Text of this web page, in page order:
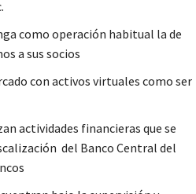
como operación habitual la de
a sus socios
con activos virtuales como ser
actividades financieras que se
del Banco Central del